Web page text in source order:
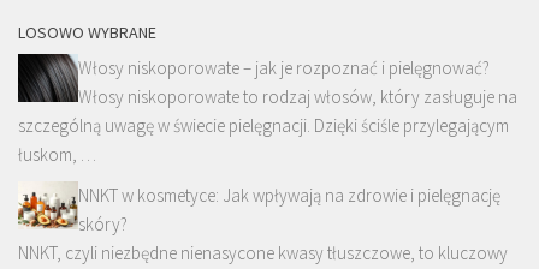
LOSOWO WYBRANE
Włosy niskoporowate – jak je rozpoznać i pielęgnować?
Włosy niskoporowate to rodzaj włosów, który zasługuje na
szczególną uwagę w świecie pielęgnacji. Dzięki ściśle przylegającym
łuskom, …
NNKT w kosmetyce: Jak wpływają na zdrowie i pielęgnację
skóry?
NNKT, czyli niezbędne nienasycone kwasy tłuszczowe, to kluczowy